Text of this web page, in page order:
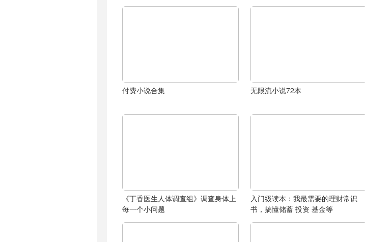
付费小说合集 无限流小说72本
《丁香医生人体调查组》调查身体上
每一个小问题
入门级读本：我最需要的理财常识
书，搞懂储蓄 投资 基金等